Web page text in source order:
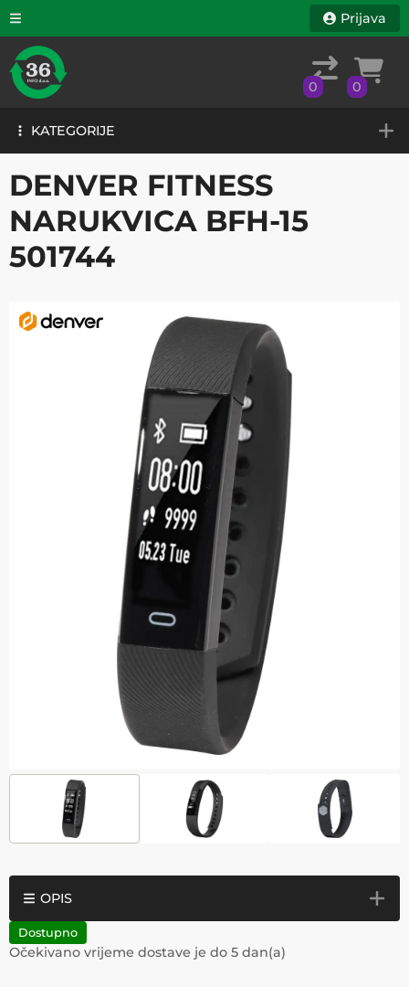
KATEGORIJE
Prijava
0 0
KATEGORIJE
DENVER FITNESS
NARUKVICA BFH-15
501744
OPIS
Dostupno
Očekivano vrijeme dostave je do 5 dan(a)